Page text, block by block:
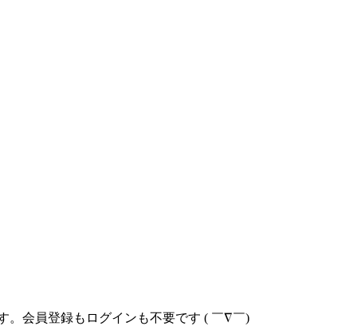
。 会員登録もログインも不要です ( ￣∇￣)